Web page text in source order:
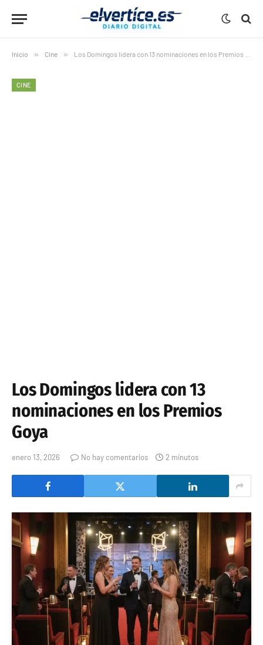
Inicio » Cine » Los Domingos lidera con 13 nominaciones en los Premios Goya
CINE
Los Domingos lidera con 13
nominaciones en los Premios
Goya
enero 13, 2026 No hay comentarios 2 minutos